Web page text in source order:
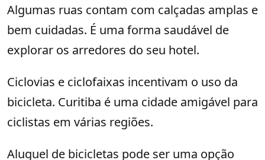
Algumas ruas contam com calçadas amplas e
bem cuidadas. É uma forma saudável de
explorar os arredores do seu hotel.
Ciclovias e ciclofaixas incentivam o uso da
bicicleta. Curitiba é uma cidade amigável para
ciclistas em várias regiões.
Aluguel de bicicletas pode ser uma opção